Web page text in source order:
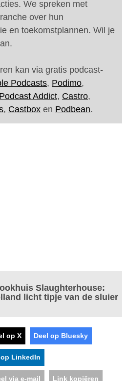
We spreken met
over hun
en toekomstplannen. Wil je
kan via gratis podcast-
Podcasts, Podimo,
Podcast Addict, Castro,
, Castbox en Podbean.
Slaughterhouse:
licht tipje van de sluier
op X Deel op Bluesky
op LinkedIn
via e-mail Link kopiëren